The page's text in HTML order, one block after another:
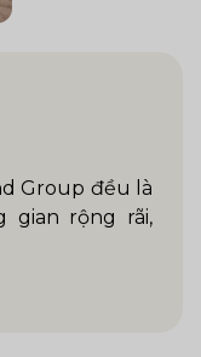
Group đều là
gian rộng rãi,